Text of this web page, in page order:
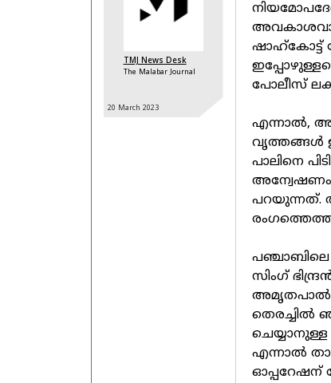
TMJ News Desk
The Malabar Journal
20 March 2023
ഷാഹ്‌കോട്ട്
പോലീസ്
എന്നാല്‍,
വൃത്തങ്ങള്‍
പാലിനെ
അന്വേഷണം
പറയുന്നത്.
സിംഗ്
അമൃതപാല്‍
തെരച്ചില്‍
ചെയ്യാനുള്ള
എന്നാല്‍
ഓപ്പറേഷന്